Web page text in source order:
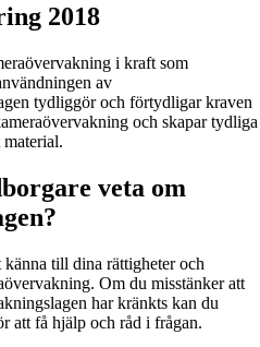
2018
i kraft som
av
tydliggör och förtydligar kraven
och skapar tydliga
veta om
till dina rättigheter och
Om du misstänker att
har kränkts kan du
att få hjälp och råd i frågan.